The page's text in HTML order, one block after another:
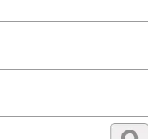
る当グループにご入社
的に収入は増え、入社
と思います。
かり取れる会社が良
いなどといった方の入
時間に当てたり、ご家